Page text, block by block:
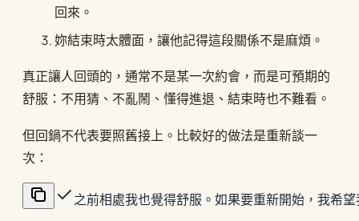
回來。
妳結束時太體面，讓他記得這段關係不是麻煩。
真正讓人回頭的，通常不是某一次約會，而是可預期的
舒服：不用猜、不亂鬧、懂得進退、結束時也不難看。
但回鍋不代表要照舊接上。比較好的做法是重新談一
次：
之前相處我也覺得舒服。如果要重新開始，我希